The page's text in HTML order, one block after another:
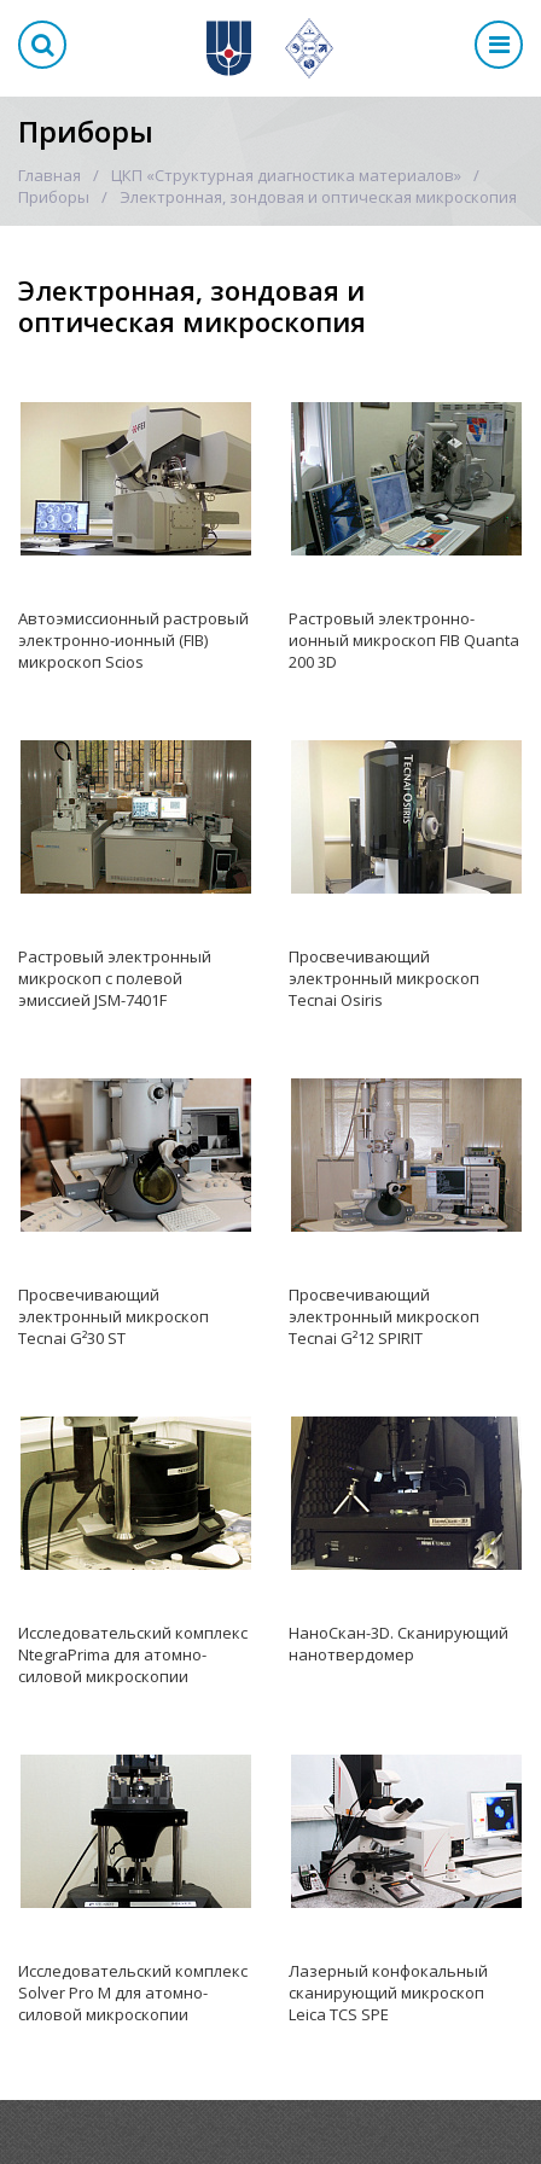
Приборы
Главная
ЦКП «Структурная диагностика материалов»
Приборы
Электронная, зондовая и оптическая микроскопия
Электронная, зондовая и
оптическая микроскопия
Автоэмиссионный растровый
электронно-ионный (FIB)
микроскоп Scios
Растровый электронно-
ионный микроскоп FIB Quanta
200 3D
Растровый электронный
микроскоп с полевой
эмиссией JSM-7401F
Просвечивающий
электронный микроскоп
Tecnai Osiris
Просвечивающий
электронный микроскоп
Tecnai G²30 ST
Просвечивающий
электронный микроскоп
Tecnai G²12 SPIRIT
Исследовательский комплекс
NtegraPrima для атомно-
силовой микроскопии
НаноСкан-3D. Сканирующий
нанотвердомер
Исследовательский комплекс
Solver Pro M для атомно-
силовой микроскопии
Лазерный конфокальный
сканирующий микроскоп
Leica TCS SPE